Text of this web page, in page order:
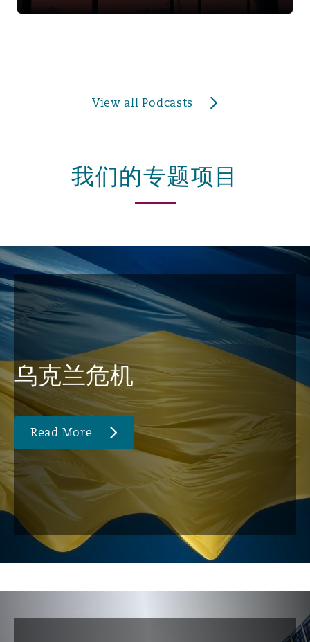
View all Podcasts
我们的专题项目
乌克兰危机
Read More